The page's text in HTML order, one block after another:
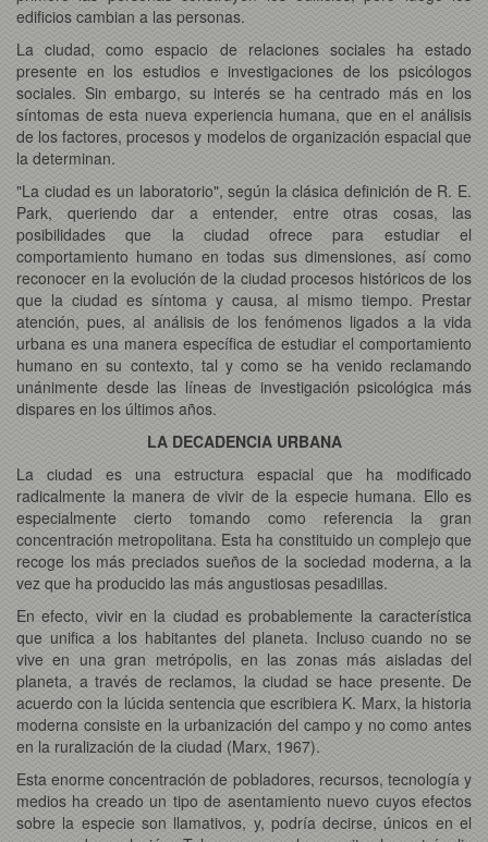
edificios cambian a las personas.
La ciudad, como espacio de relaciones sociales ha estado
presente en los estudios e investigaciones de los psicólogos
sociales. Sin embargo, su interés se ha centrado más en los
síntomas de esta nueva experiencia humana, que en el análisis
de los factores, procesos y modelos de organización espacial que
la determinan.
"La ciudad es un laboratorio", según la clásica definición de R. E.
Park, queriendo dar a entender, entre otras cosas, las
posibilidades que la ciudad ofrece para estudiar el
comportamiento humano en todas sus dimensiones, así como
reconocer en la evolución de la ciudad procesos históricos de los
que la ciudad es síntoma y causa, al mismo tiempo. Prestar
atención, pues, al análisis de los fenómenos ligados a la vida
urbana es una manera específica de estudiar el comportamiento
humano en su contexto, tal y como se ha venido reclamando
unánimente desde las líneas de investigación psicológica más
dispares en los últimos años.
LA DECADENCIA URBANA
La ciudad es una estructura espacial que ha modificado
radicalmente la manera de vivir de la especie humana. Ello es
especialmente cierto tomando como referencia la gran
concentración metropolitana. Esta ha constituido un complejo que
recoge los más preciados sueños de la sociedad moderna, a la
vez que ha producido las más angustiosas pesadillas.
En efecto, vivir en la ciudad es probablemente la característica
que unifica a los habitantes del planeta. Incluso cuando no se
vive en una gran metrópolis, en las zonas más aisladas del
planeta, a través de reclamos, la ciudad se hace presente. De
acuerdo con la lúcida sentencia que escribiera K. Marx, la historia
moderna consiste en la urbanización del campo y no como antes
en la ruralización de la ciudad (Marx, 1967).
Esta enorme concentración de pobladores, recursos, tecnología y
medios ha creado un tipo de asentamiento nuevo cuyos efectos
sobre la especie son llamativos, y, podría decirse, únicos en el